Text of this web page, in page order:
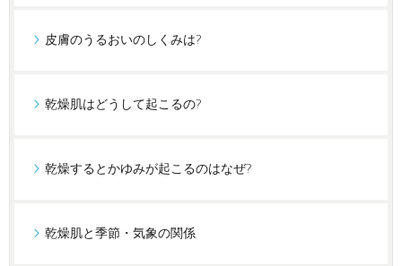
皮膚のうるおいのしくみは?
乾燥肌はどうして起こるの?
乾燥するとかゆみが起こるのはなぜ?
乾燥肌と季節・気象の関係